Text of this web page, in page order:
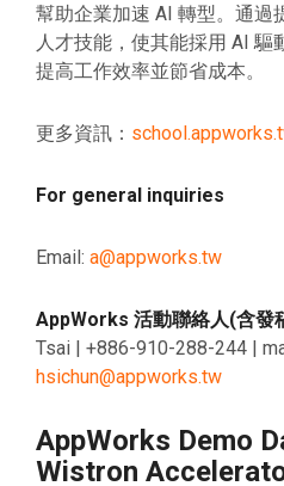
幫助企業加速 AI 轉型。通過
人才技能，使其能採用 AI
提高工作效率並節省成本。
更多資訊：
For general inquiries
Email: a@appworks.tw
AppWorks 活動聯絡人(含發
Tsai | +886-910-288-244 |
hsichun@appworks.tw
AppWorks Demo
Wistron